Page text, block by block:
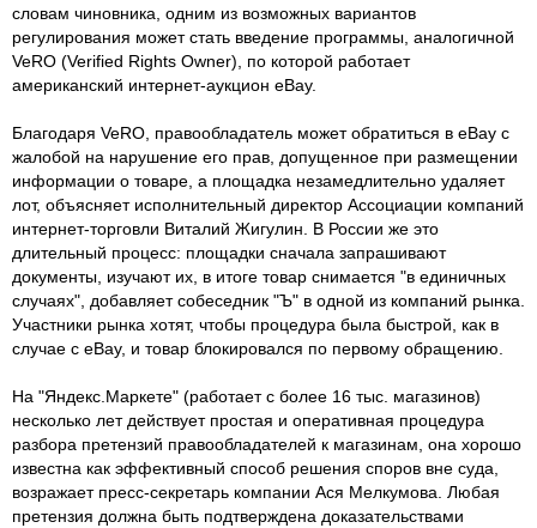
словам чиновника, одним из возможных вариантов
регулирования может стать введение программы, аналогичной
VeRO (Verified Rights Owner), по которой работает
американский интернет-аукцион eBay.
Благодаря VeRO, правообладатель может обратиться в eBay с
жалобой на нарушение его прав, допущенное при размещении
информации о товаре, а площадка незамедлительно удаляет
лот, объясняет исполнительный директор Ассоциации компаний
интернет-торговли Виталий Жигулин. В России же это
длительный процесс: площадки сначала запрашивают
документы, изучают их, в итоге товар снимается "в единичных
случаях", добавляет собеседник "Ъ" в одной из компаний рынка.
Участники рынка хотят, чтобы процедура была быстрой, как в
случае с eBay, и товар блокировался по первому обращению.
На "Яндекс.Маркете" (работает с более 16 тыс. магазинов)
несколько лет действует простая и оперативная процедура
разбора претензий правообладателей к магазинам, она хорошо
известна как эффективный способ решения споров вне суда,
возражает пресс-секретарь компании Ася Мелкумова. Любая
претензия должна быть подтверждена доказательствами